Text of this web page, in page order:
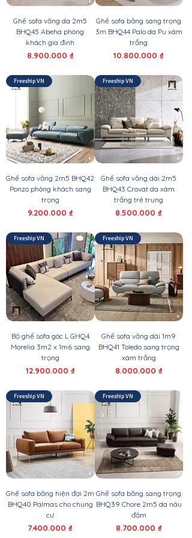
Ghế sofa văng da 2m5
BHQ45 Abeha phòng
khách gia đình
Giá
8.900.000 ₫
Ghế sofa băng sang trọng
3m BHQ44 Palo da Pu xám
trắng
Giá
10.800.000 ₫
Freeship VN
Ghế sofa văng 2m5 BHQ42
Ponzo phòng khách sang
trọng
Giá
9.200.000 ₫
Freeship VN
Ghế sofa văng dài 2m5
BHQ43 Crovat da xám
trắng trẻ trung
Giá
8.500.000 ₫
Freeship VN
Bộ ghế sofa góc L GHQ4
Morelia 3m2 x 1m6 sang
trọng
Giá
12.900.000 ₫
Freeship VN
Ghế sofa văng dài 1m9
BHQ41 Toledo sang trọng
xám trắng
Giá
8.000.000 ₫
Freeship VN
Ghế sofa băng hiện đại 2m
BHQ40 Palmas cho chung
cư
Giá
7.400.000 ₫
Freeship VN
Ghế sofa băng sang trọng
BHQ39 Chore 2m5 da nâu
đậm
Giá
8.700.000 ₫